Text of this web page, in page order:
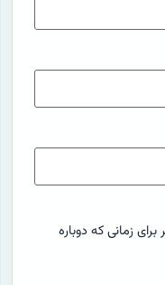
زمانی که دوباره